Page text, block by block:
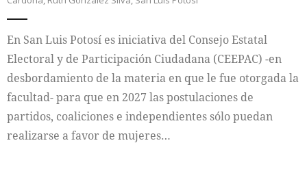
En San Luis Potosí es iniciativa del Consejo Estatal
Electoral y de Participación Ciudadana (CEEPAC) -en
desbordamiento de la materia en que le fue otorgada la
facultad- para que en 2027 las postulaciones de
partidos, coaliciones e independientes sólo puedan
realizarse a favor de mujeres…